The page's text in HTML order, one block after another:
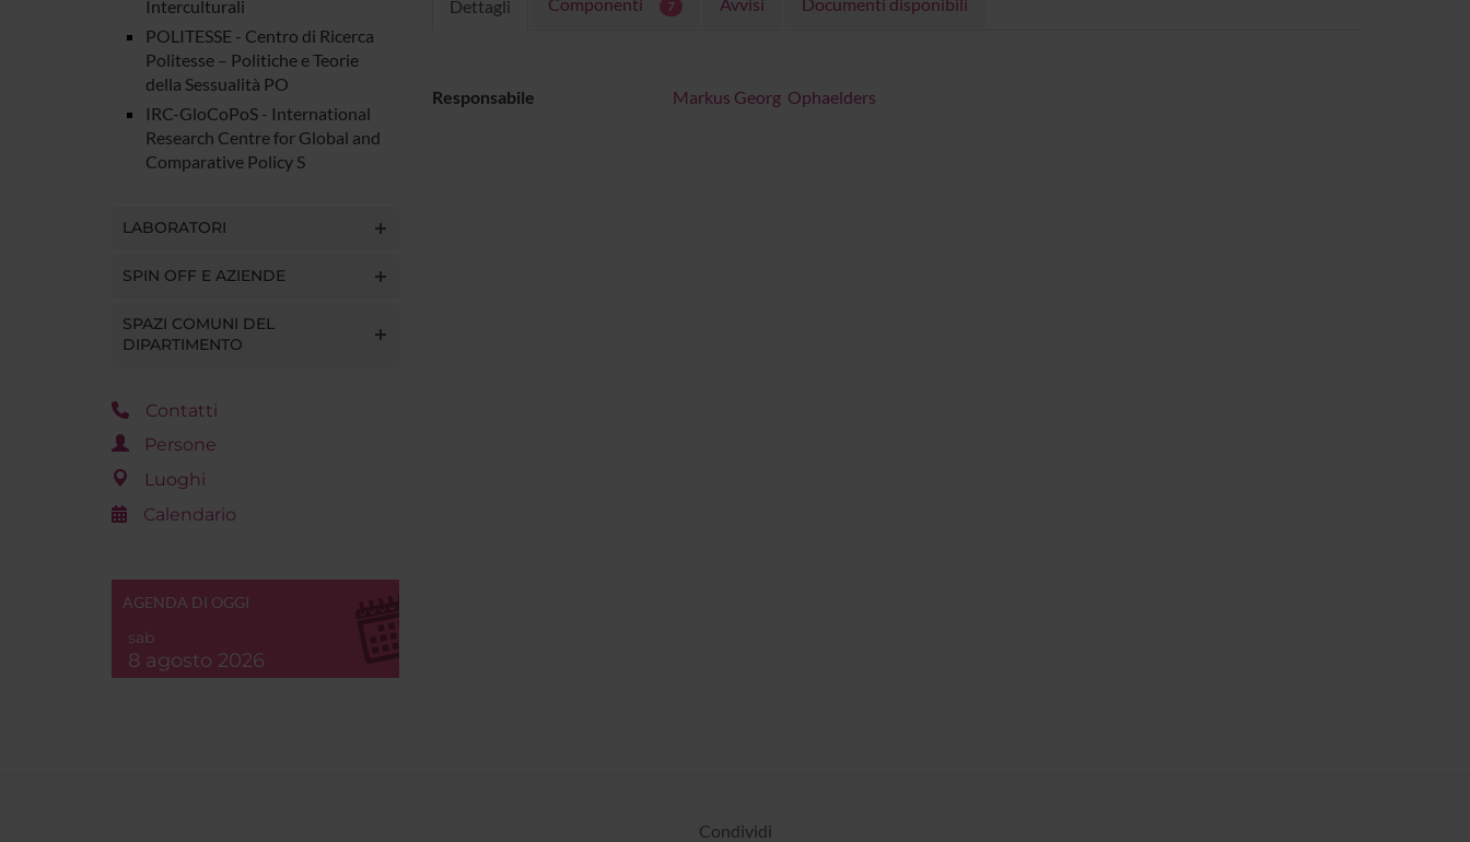
Interculturali
POLITESSE - Centro di Ricerca
Politesse – Politiche e Teorie
della Sessualità PO
IRC-GloCoPoS - International
Research Centre for Global and
Comparative Policy S
LABORATORI
SPIN OFF E AZIENDE
SPAZI COMUNI DEL
DIPARTIMENTO
Contatti
Persone
Luoghi
Calendario
AGENDA DI OGGI
sab
8 agosto 2026
Dettagli 7
Responsabile Markus Georg Ophaelders
Condividi